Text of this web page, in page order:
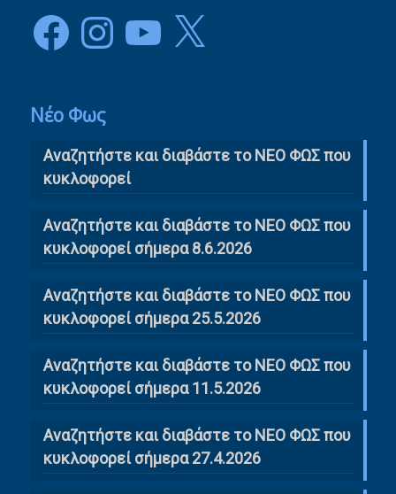
FacebookInstagramYouTube
X
Νέο Φως
Αναζητήστε και διαβάστε το NΕΟ ΦΩΣ που
κυκλοφορεί
Αναζητήστε και διαβάστε το ΝΕΟ ΦΩΣ που
κυκλοφορεί σήμερα 8.6.2026
Αναζητήστε και διαβάστε το ΝΕΟ ΦΩΣ που
κυκλοφορεί σήμερα 25.5.2026
Αναζητήστε και διαβάστε το ΝΕΟ ΦΩΣ που
κυκλοφορεί σήμερα 11.5.2026
Αναζητήστε και διαβάστε το ΝΕΟ ΦΩΣ που
κυκλοφορεί σήμερα 27.4.2026